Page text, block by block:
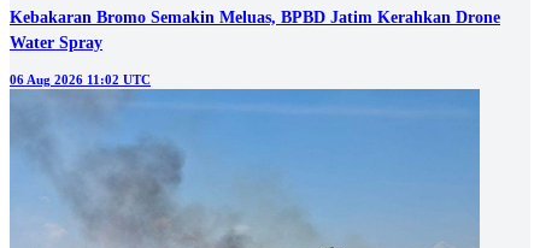
Kebakaran Bromo Semakin Meluas, BPBD Jatim Kerahkan Drone
Water Spray
06 Aug 2026 11:02 UTC